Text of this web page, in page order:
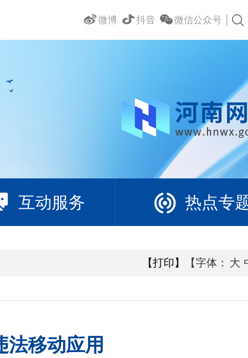
微信公众号
抖音
微博
互动服务 热点专
【打印】 【字体： 大
法移动应用